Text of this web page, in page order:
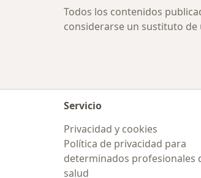
Todos los contenidos
considerarse un sustituto
Servicio
Privacidad y cookies
Política de privacidad para
determinados profesionales
salud